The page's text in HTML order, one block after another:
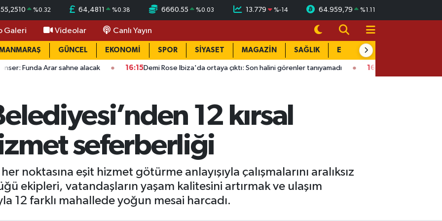
55,2510 %0.32 64,4811 %0.38 6660.55 %0.03 13.779 %-14 64.959,79 %1.11
Galeri Videolar Canlı Yayın
GÜNCEL EKONOMİ SPOR SİYASET MAGAZİN SAĞLIK EĞİTİM
sahne alacak 16:15Demi Rose Ibiza'da ortaya çıktı: Son halini görenler tanıyamadı 16:01Kahramanmaraş’ta bina çöktü:
12 kırsal
seferberliği
noktasına eşit hizmet götürme anlayışıyla çalışmalarını aralıksız
ekipleri, vatandaşların yaşam kalitesini artırmak ve ulaşım
12 farklı mahallede yoğun mesai harcadı.